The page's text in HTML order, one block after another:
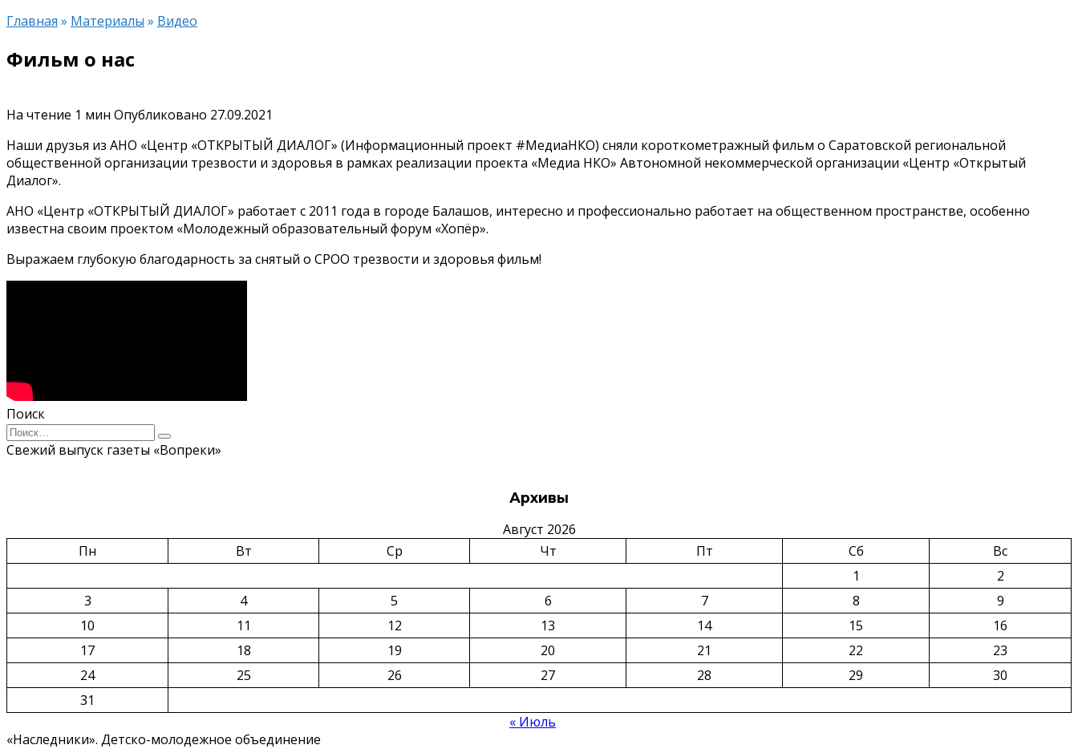
Главная » Материалы » Видео
Фильм о нас
На чтение 1 мин Опубликовано 27.09.2021
Наши друзья из АНО «Центр «ОТКРЫТЫЙ ДИАЛОГ» (Информационный проект #МедиаНКО) сняли короткометражный фильм о Саратовской региональной
общественной организации трезвости и здоровья в рамках реализации проекта «Медиа НКО» Автономной некоммерческой организации «Центр «Открытый
Диалог».
АНО «Центр «ОТКРЫТЫЙ ДИАЛОГ» работает с 2011 года в городе Балашов, интересно и профессионально работает на общественном пространстве, особенно
известна своим проектом «Молодежный образовательный форум «Хопёр».
Выражаем глубокую благодарность за снятый о СРОО трезвости и здоровья фильм!
Поиск
Search
for:
Свежий выпуск газеты «Вопреки»
Архивы
Август 2026
Пн
Вт Ср Чт Пт Сб
Вс
1
2
3
4 5 6 7 8
9
10
11 12 13 14 15
16
17
18 19 20 21 22
23
24
25 26 27 28 29
30
31
« Июль
«Наследники». Детско-молодежное объединение